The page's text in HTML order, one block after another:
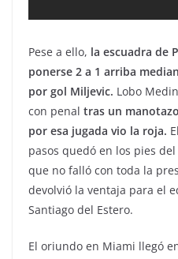
Pese a ello, la escuadra de
ponerse 2 a 1 arriba
por gol Miljevic. Lobo
con penal tras un
por esa jugada vio la roja.
pasos quedó en los pies
que no falló con toda la
devolvió la ventaja para el
Santiago del Estero.
El oriundo en Miami llegó